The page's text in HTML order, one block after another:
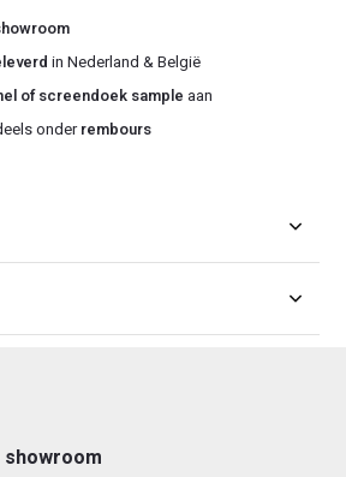
in Nederland & België
of screendoek sample aan
onderrembours
showroom